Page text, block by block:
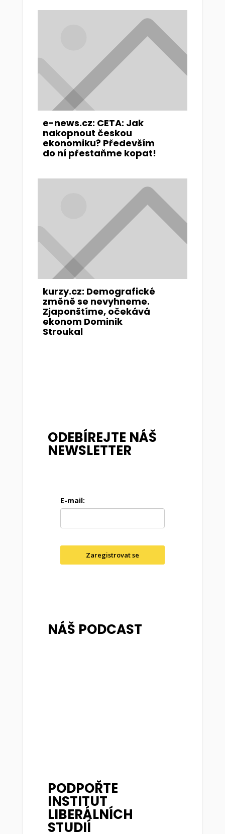
e-news.cz: CETA: Jak
nakopnout českou
ekonomiku? Především
do ní přestaňme kopat!
kurzy.cz: Demografické
změně se nevyhneme.
Zjaponštíme, očekává
ekonom Dominik
Stroukal
ODEBÍREJTE NÁŠ
NEWSLETTER
E-mail:
Zaregistrovat se
NÁŠ PODCAST
PODPOŘTE
INSTITUT
LIBERÁLNÍCH
STUDIÍ